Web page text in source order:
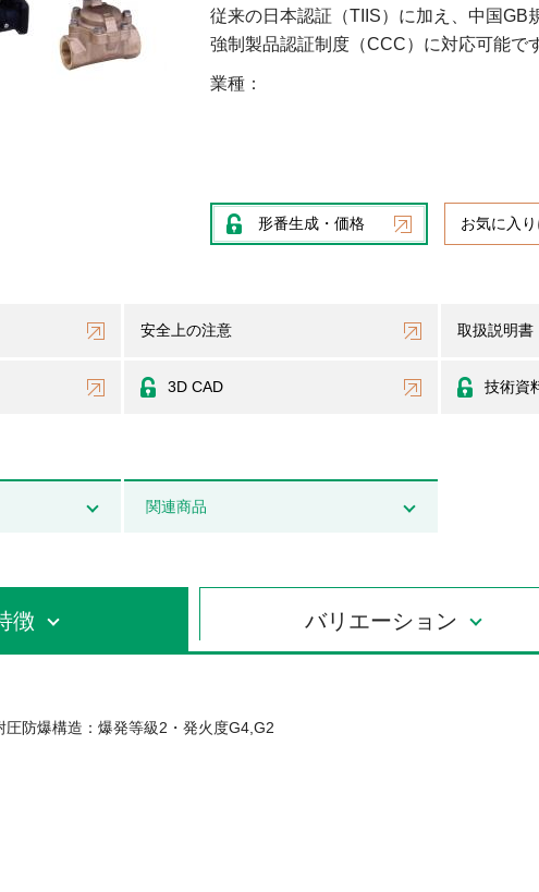
従来の日本認証（TIIS）に加え、中国GB
強制製品認証制度（CCC）に対応可能で
業種
形番生成・価格 お気に入
安全上の注意 取扱説明書
3D CAD 技術資
関連商品
徴 バリエーション
防爆構造：爆発等級2・発火度G4,G2